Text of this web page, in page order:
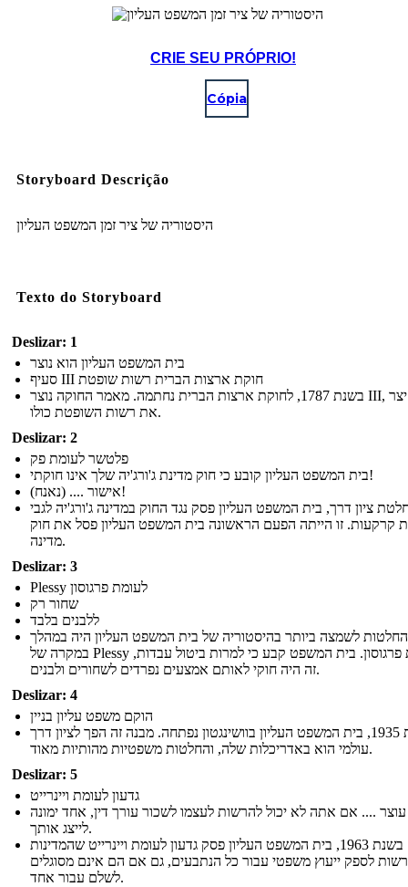
CRIE SEU PRÓPRIO!
Cópia
Storyboard Descrição
היסטוריה של ציר זמן המשפט העליון
Texto do Storyboard
Deslizar: 1
בית המשפט העליון הוא נוצר
סעיף III חוקת ארצות הברית רשות שופטת
בשנת 1787, לחוקת ארצות הברית נחתמה. מאמר החוקה נוצר III, אשר יצר
את רשות השופטת כולו.
Deslizar: 2
פלטשר לעומת פק
בית המשפט העליון קובע כי חוק מדינת ג'ורג'יה שלך אינו חוקתי!
(נאנח) .... אישור!
ציון דרך, בית המשפט העליון פסק נגד החוק במדינה ג'ורג'יה לגבי
קרקעות. זו הייתה הפעם הראשונה בית המשפט העליון פסל את חוק
מדינה.
Deslizar: 3
Plessy לעומת פרגוסון
שחור רק
ללבנים בלבד
לשמצה ביותר בהיסטוריה של בית המשפט העליון היה במהלך
במקרה של Plessy לעומת פרגוסון. בית המשפט קבע כי למרות ביטול עבדות,
זה היה חוקי לאותם אמצעים נפרדים לשחורים ולבנים.
Deslizar: 4
הוקם משפט עליון בניין
בשנת 1935, בית המשפט העליון בוושינגטון נפתחה. מבנה זה הפך לציון דרך
עולמי הוא באדריכלות שלה, והחלטות משפטיות מהותיות מאוד.
Deslizar: 5
גדעון לעומת ויינרייט
.... אם אתה לא יכול להרשות לעצמו לשכור עורך דין, אחד ימונה
לייצג אותך.
בשנת 1963, בית המשפט העליון פסק גדעון לעומת ויינרייט שהמדינות
לספק ייעוץ משפטי עבור כל הנתבעים, גם אם הם אינם מסוגלים
לשלם עבור אחד.